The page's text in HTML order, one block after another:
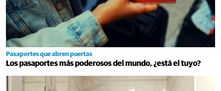
Pasaportes que abren puertas
Los pasaportes más poderosos del mundo, ¿está el tuyo?